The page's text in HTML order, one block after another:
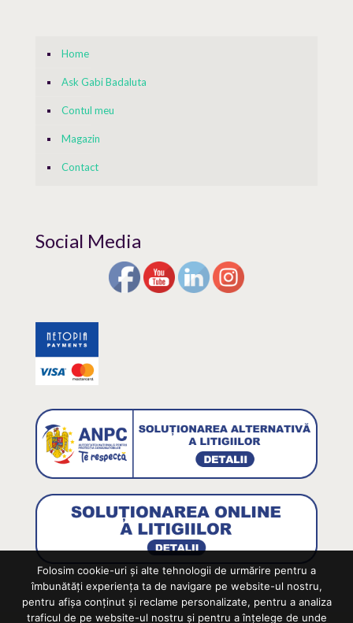
Home
Ask Gabi Badaluta
Contul meu
Magazin
Contact
Social Media
Folosim cookie-uri și alte tehnologii de urmărire pentru a
îmbunătăți experiența ta de navigare pe website-ul nostru,
pentru afișa conținut și reclame personalizate, pentru a analiza
traficul de pe website-ul nostru și pentru a înțelege de unde